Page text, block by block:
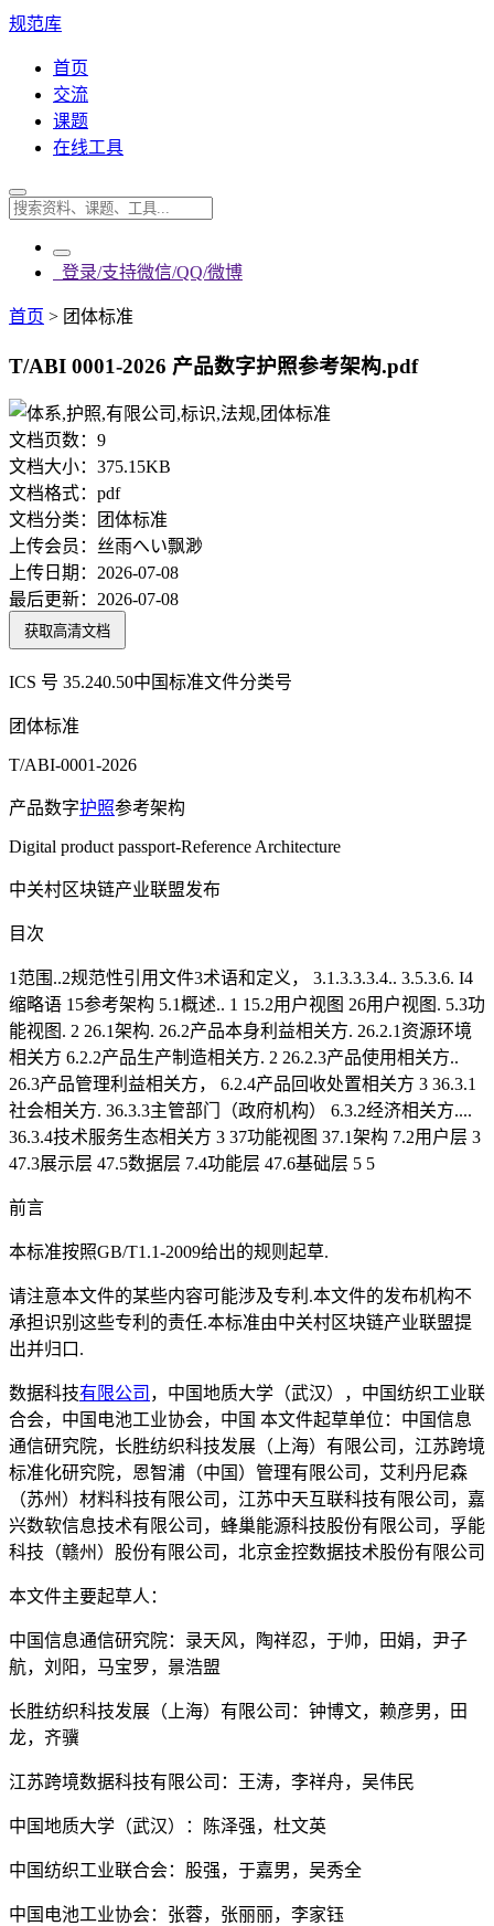
规范库
首页
交流
课题
在线工具
登录/支持微信/QQ/微博
首页 > 团体标准
T/ABI 0001-2026 产品数字护照参考架构.pdf
文档页数： 9
文档大小： 375.15KB
文档格式： pdf
文档分类：
团体标准
上传会员： 丝雨へい飘渺
上传日期： 2026-07-08
最后更新： 2026-07-08
获取高清文档
ICS 号 35.240.50中国标准文件分类号
团体标准
T/ABI-0001-2026
产品数字护照参考架构
Digital product passport-Reference Architecture
中关村区块链产业联盟发布
目次
1范围..2规范性引用文件3术语和定义， 3.1.3.3.3.4.. 3.5.3.6. I4
缩略语 15参考架构 5.1概述.. 1 15.2用户视图 26用户视图. 5.3功
能视图. 2 26.1架构. 26.2产品本身利益相关方. 26.2.1资源环境
相关方 6.2.2产品生产制造相关方. 2 26.2.3产品使用相关方..
26.3产品管理利益相关方， 6.2.4产品回收处置相关方 3 36.3.1
社会相关方. 36.3.3主管部门（政府机构） 6.3.2经济相关方....
36.3.4技术服务生态相关方 3 37功能视图 37.1架构 7.2用户层 3
47.3展示层 47.5数据层 7.4功能层 47.6基础层 5 5
前言
本标准按照GB/T1.1-2009给出的规则起草.
请注意本文件的某些内容可能涉及专利.本文件的发布机构不
承担识别这些专利的责任.本标准由中关村区块链产业联盟提
出并归口.
数据科技有限公司 ，中国地质大学（武汉），中国纺织工业联
合会，中国电池工业协会，中国 本文件起草单位：中国信息
通信研究院，长胜纺织科技发展（上海）有限公司，江苏跨境
标准化研究院，恩智浦（中国）管理有限公司，艾利丹尼森
（苏州）材料科技有限公司，江苏中天互联科技有限公司，嘉
兴数软信息技术有限公司，蜂巢能源科技股份有限公司，孚能
科技（赣州）股份有限公司，北京金控数据技术股份有限公司
本文件主要起草人：
中国信息通信研究院：录天风，陶祥忍，于帅，田娟，尹子
航，刘阳，马宝罗，景浩盟
长胜纺织科技发展（上海）有限公司：钟博文，赖彦男，田
龙，齐骥
江苏跨境数据科技有限公司：王涛，李祥舟，吴伟民
中国地质大学（武汉）：陈泽强，杜文英
中国纺织工业联合会：股强，于嘉男，吴秀全
中国电池工业协会：张蓉，张丽丽，李家钰